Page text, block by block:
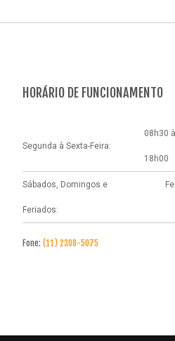
HORÁRIO DE FUNCIONAMENTO
Segunda à Sexta-Feira:
08h30
18h00
Sábados, Domingos e
Feriados:
Fone: (11) 2308-5075